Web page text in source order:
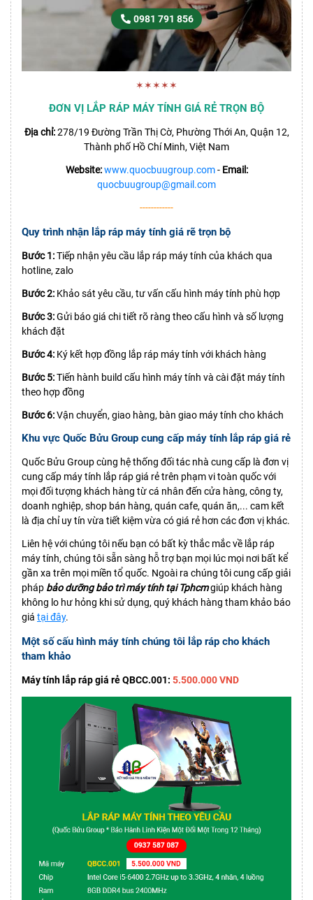
0981 791 856
✶✶✶✶✶
ĐƠN VỊ LẮP RÁP MÁY TÍNH GIÁ RẺ TRỌN BỘ
Địa chỉ:278/19 Đường Trần Thị Cờ, Phường Thới An, Quận 12,
Thành phố Hồ Chí Minh, Việt Nam
Website: www.quocbuugroup.com- Email:
quocbuugroup@gmail.com
------------
Quy trình nhận lắp ráp máy tính giá rẽ trọn bộ
Bước 1:Tiếp nhận yêu cầu lắp ráp máy tính của khách qua
hotline, zalo
Bước 2: Khảo sát yêu cầu, tư vấn cấu hình máy tính phù hợp
Bước 3:Gửi báo giá chi tiết rõ ràng theo cấu hình và số lượng
khách đặt
Bước 4: Ký kết hợp đồng lắp ráp máy tính với khách hàng
Bước 5:Tiến hành build cấu hình máy tính và cài đặt máy tính
theo hợp đồng
Bước 6:Vận chuyển, giao hàng, bàn giao máy tính cho khách
Khu vực Quốc Bửu Group cung cấp máy tính lắp ráp giá rẻ
Quốc Bửu Group cùng hệ thống đối tác nhà cung cấp là đơn vị
cung cấp máy tính lắp ráp giá rẻ trên phạm vi toàn quốc với
mọi đối tượng khách hàng từ cá nhân đến cửa hàng, công ty,
doanh nghiệp, shop bán hàng, quán cafe, quán ăn,... cam kết
là địa chỉ uy tín vừa tiết kiệm vừa có giá rẻ hơn các đơn vị khác.
Liên hệ với chúng tôi nếu bạn có bất kỳ thắc mắc về lắp ráp
máy tính, chúng tôi sẵn sàng hỗ trợ bạn mọi lúc mọi nơi bất kể
gần xa trên mọi miền tổ quốc. Ngoài ra chúng tôi cung cấp giải
pháp bảo dưỡng bảo trì máy tính tại Tphcmgiúp khách hàng
không lo hư hỏng khi sử dụng, quý khách hàng tham khảo báo
giá tại đây.
Một số cấu hình máy tính chúng tôi lắp ráp cho khách
tham khảo
Máy tính lắp ráp giá rẻ QBCC.001: 5.500.000 VND